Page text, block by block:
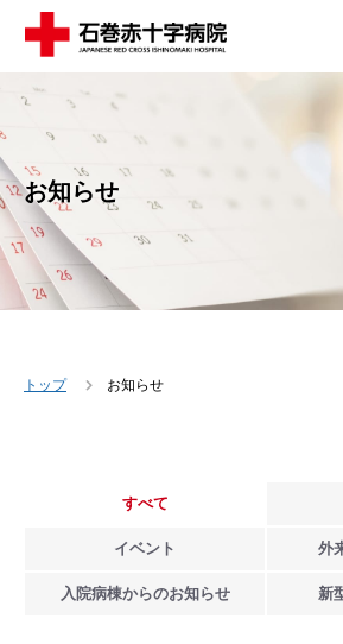
医療関係者の方
お知らせ
トップ お知らせ
すべて
イベント 外
入院病棟からのお知らせ 新